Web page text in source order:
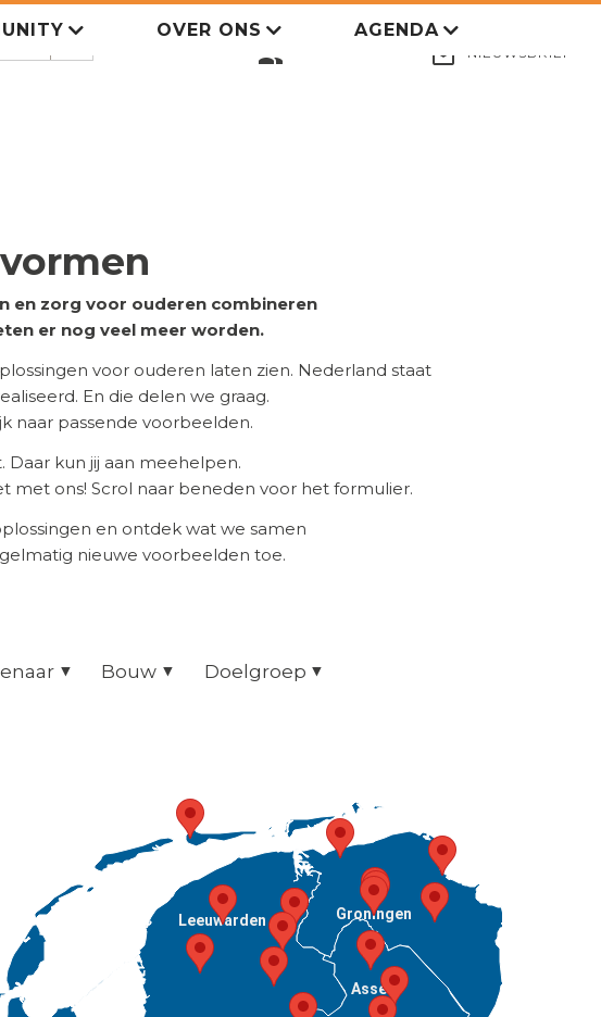
search
group mail_outline NIEUWSBRIEF
OVER ONS AGENDA
en zorg voor ouderen combineren
er nog veel meer worden.
voor ouderen laten zien. Nederland staat
En die delen we graag.
naar passende voorbeelden.
kun jij aan meehelpen.
met ons! Scrol naar beneden voor het formulier.
en ontdek wat we samen
nieuwe voorbeelden toe.